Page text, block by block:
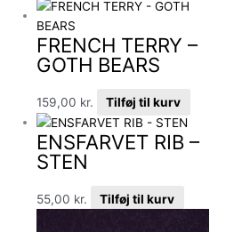
FRENCH TERRY –
GOTH BEARS
159,00 kr. Tilføj til kurv
ENSFARVET RIB –
STEN
55,00 kr. Tilføj til kurv